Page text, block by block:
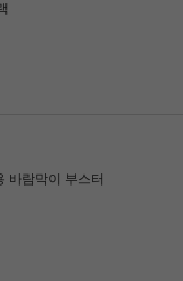
바람막이 부스터